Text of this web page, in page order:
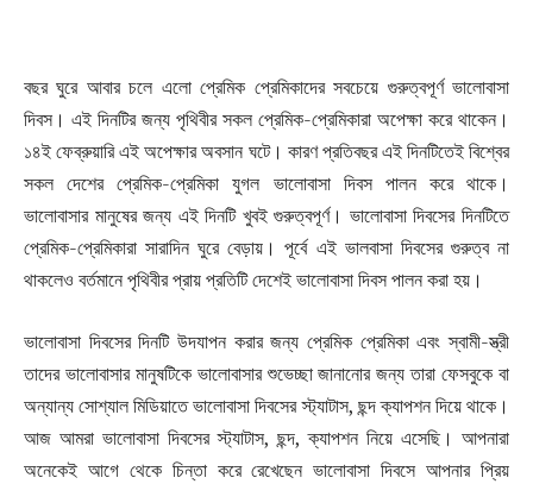
বছর ঘুরে আবার চলে এলো প্রেমিক প্রেমিকাদের সবচেয়ে গুরুত্বপূর্ণ ভালোবাসা
দিবস। এই দিনটির জন্য পৃথিবীর সকল প্রেমিক-প্রেমিকারা অপেক্ষা করে থাকেন।
১৪ই ফেব্রুয়ারি এই অপেক্ষার অবসান ঘটে। কারণ প্রতিবছর এই দিনটিতেই বিশ্বের
সকল দেশের প্রেমিক-প্রেমিকা যুগল ভালোবাসা দিবস পালন করে থাকে।
ভালোবাসার মানুষের জন্য এই দিনটি খুবই গুরুত্বপূর্ণ। ভালোবাসা দিবসের দিনটিতে
প্রেমিক-প্রেমিকারা সারাদিন ঘুরে বেড়ায়। পূর্বে এই ভালবাসা দিবসের গুরুত্ব না
থাকলেও বর্তমানে পৃথিবীর প্রায় প্রতিটি দেশেই ভালোবাসা দিবস পালন করা হয়।
ভালোবাসা দিবসের দিনটি উদযাপন করার জন্য প্রেমিক প্রেমিকা এবং স্বামী-স্ত্রী
তাদের ভালোবাসার মানুষটিকে ভালোবাসার শুভেচ্ছা জানানোর জন্য তারা ফেসবুকে বা
অন্যান্য সোশ্যাল মিডিয়াতে ভালোবাসা দিবসের স্ট্যাটাস, ছন্দ ক্যাপশন দিয়ে থাকে।
আজ আমরা ভালোবাসা দিবসের স্ট্যাটাস, ছন্দ, ক্যাপশন নিয়ে এসেছি। আপনারা
অনেকেই আগে থেকে চিন্তা করে রেখেছেন ভালোবাসা দিবসে আপনার প্রিয়